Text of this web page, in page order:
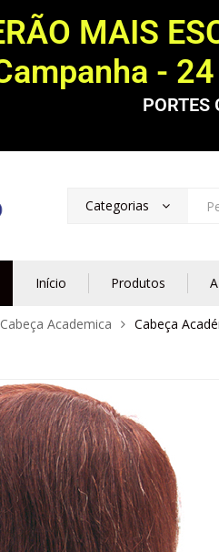
MAIS
-
PORTES
Categorias
Início Produtos
Cabeça Academica Cabeça